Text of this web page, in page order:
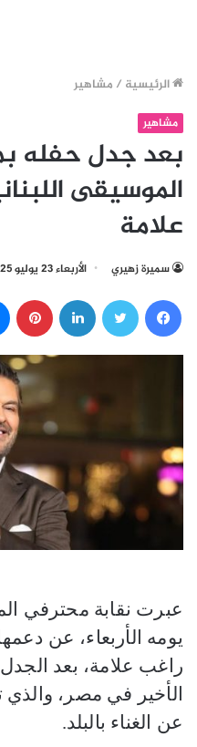
الرئيسية / مشاهير
مشاهير
بعد جدل حفله
الموسيقى
علامة
سميرة زهيري الأربعاء 23 يوليو 2025 - 17:55
عبرت نقابة محترفي
يومه الأربعاء، عن
راغب علامة، بعد
الأخير في مصر،
عن الغناء بالبلد.